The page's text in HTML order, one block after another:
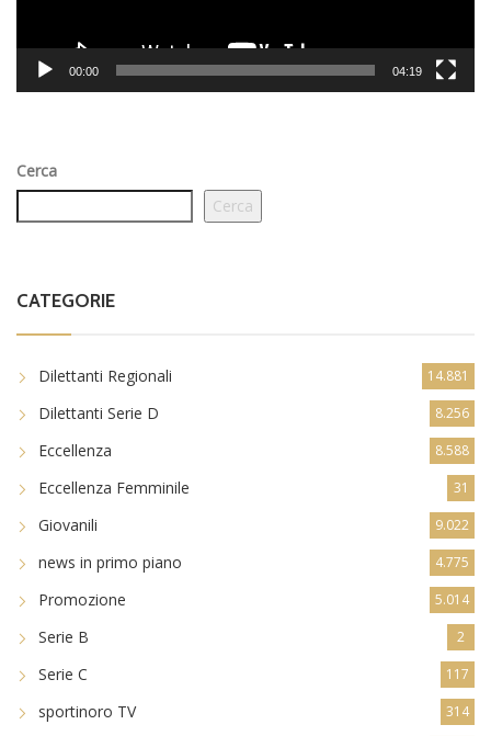
00:00 04:19
Cerca
Cerca
CATEGORIE
Dilettanti Regionali 14.881
Dilettanti Serie D 8.256
Eccellenza 8.588
Eccellenza Femminile 31
Giovanili 9.022
news in primo piano 4.775
Promozione 5.014
Serie B 2
Serie C 117
sportinoro TV 314